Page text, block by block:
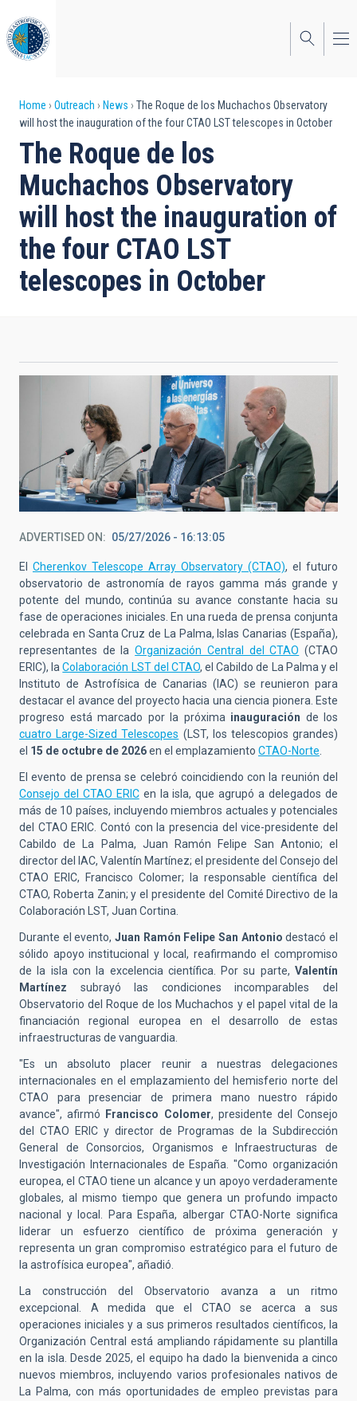
to
main
content
Breadcrumb
Home Outreach News
The Roque de los Muchachos Observatory
will host the inauguration of the four CTAO LST telescopes in October
The Roque de los
Muchachos Observatory
will host the inauguration of
the four CTAO LST
telescopes in October
ADVERTISED ON 05/27/2026 - 16:13:05
El Cherenkov Telescope Array Observatory (CTAO), el futuro
observatorio de astronomía de rayos gamma más grande y
potente del mundo, continúa su avance constante hacia su
fase de operaciones iniciales. En una rueda de prensa conjunta
celebrada en Santa Cruz de La Palma, Islas Canarias (España),
representantes de laOrganización Central del CTAO (CTAO
ERIC), laColaboración LST del CTAO, el Cabildo de La Palma y el
Instituto de Astrofísica de Canarias (IAC) se reunieron para
destacar el avance del proyecto hacia una ciencia pionera. Este
progreso está marcado por la próxima inauguración de los
cuatro Large-Sized Telescopes (LST, los telescopios grandes)
el 15 de octubre de 2026en el emplazamiento CTAO-Norte.
El evento de prensa se celebró coincidiendo con la reunión del
Consejo del CTAO ERICen la isla, que agrupó a delegados de
más de 10 países, incluyendo miembros actuales y potenciales
del CTAO ERIC. Contó con la presencia del vice-presidente del
Cabildo de La Palma, Juan Ramón Felipe San Antonio; el
directordel IAC, Valentín Martínez; el presidente del Consejo del
CTAO ERIC, Francisco Colomer; la responsable científica del
CTAO, Roberta Zanin; y el presidente del Comité Directivo de la
Colaboración LST, Juan Cortina.
Durante el evento, Juan Ramón Felipe San Antonio destacó el
sólido apoyo institucional y local, reafirmando el compromiso
de la isla con la excelencia científica. Por su parte, Valentín
Martínez subrayó las condiciones incomparables del
Observatorio del Roque de los Muchachos y el papel vital de la
financiación regional europea en el desarrollo de estas
infraestructuras de vanguardia.
"Es un absoluto placer reunir a nuestras delegaciones
internacionales en el emplazamiento del hemisferio norte del
CTAO para presenciar de primera mano nuestro rápido
avance", afirmó
Francisco Colomer, presidente del Consejo
del CTAO ERIC y director de Programas de la Subdirección
General de Consorcios, Organismos e Infraestructuras de
Investigación Internacionales de España. "Como organización
europea, el CTAO tiene un alcance y un apoyo verdaderamente
globales, al mismo tiempo que genera un profundo impacto
nacional y local. Para España, albergar CTAO-Norte significa
liderar un esfuerzo científico de próxima generación y
representa un gran compromiso estratégico para el futuro de
la astrofísica europea", añadió.
La construcción del Observatorio avanza a un ritmo
excepcional. A medida que el CTAO se acerca a sus
operaciones iniciales y a sus primeros resultados científicos, la
Organización Central está ampliando rápidamente su plantilla
en la isla. Desde 2025, el equipo ha dado la bienvenida a cinco
nuevos miembros, incluyendo varios profesionales nativos de
La Palma, con más oportunidades de empleo previstas para